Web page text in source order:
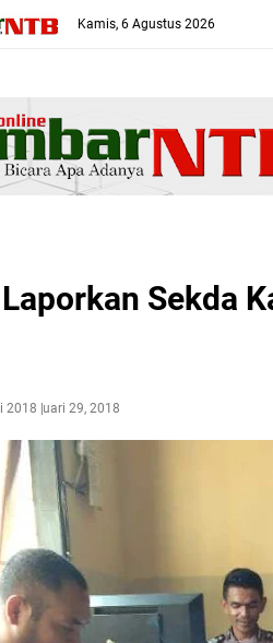
Kamis, 6 Agustus 2026
Sekda
2018Januari 29, 2018